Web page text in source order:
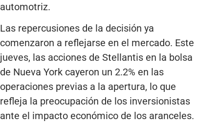
automotriz.
Las repercusiones de la decisión ya
comenzaron a reflejarse en el mercado. Este
jueves, las acciones de Stellantis en la bolsa
de Nueva York cayeron un 2.2% en las
operaciones previas a la apertura, lo que
refleja la preocupación de los inversionistas
ante el impacto económico de los aranceles.